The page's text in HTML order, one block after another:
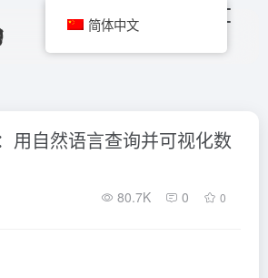
用自然语言查询并可视化数
80.7K 0 0
简体中文